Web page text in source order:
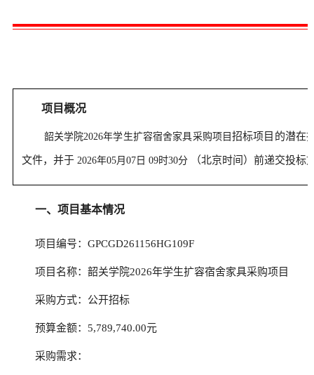
项目概况
韶关学院2026年学生扩容宿舍家具采购项目招标项目的潜在
文件，并于2026年05月07日 09时30分 （北京时间）前递交投标
一、项目基本情况
项目编号：GPCGD261156HG109F
项目名称：韶关学院2026年学生扩容宿舍家具采购项目
采购方式：公开招标
预算金额：5,789,740.00元
采购需求：